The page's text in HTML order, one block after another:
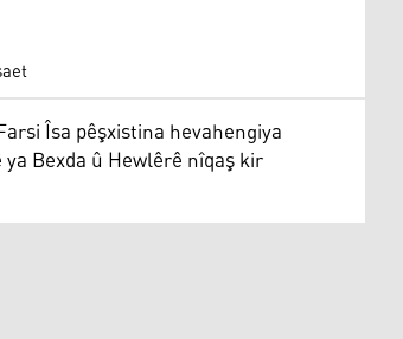
Îsa pêşxistina hevahengiya
Bexda û Hewlêrê nîqaş kir